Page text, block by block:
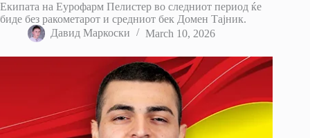
Екипата на Еурофарм Пелистер во следниот период ќе
биде без ракометарот и средниот бек Домен Тајник.
Давид Маркоски
March 10, 2026